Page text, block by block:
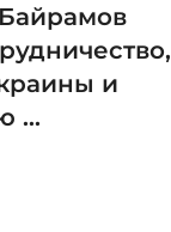
и
...